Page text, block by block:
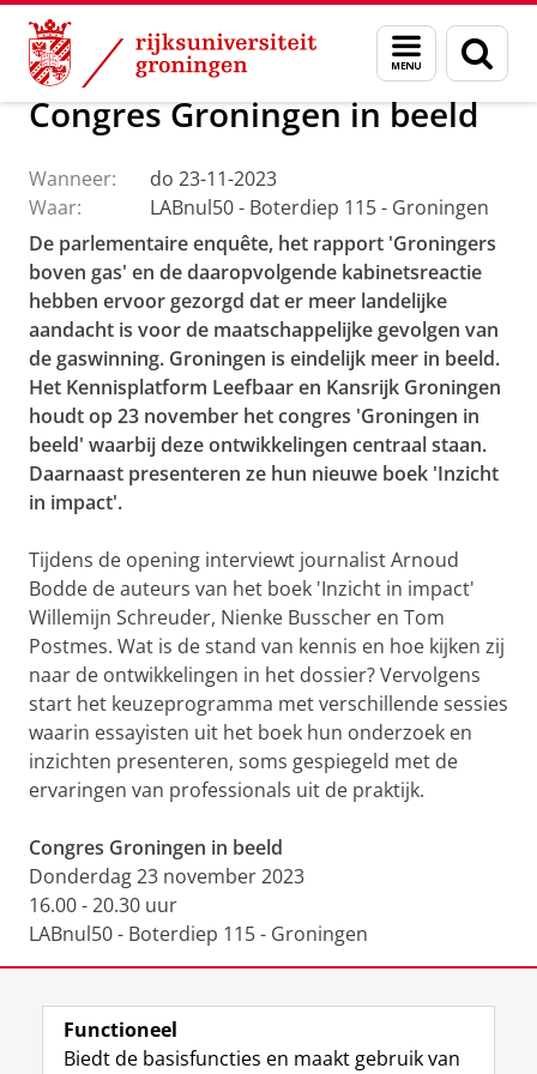
Skip
Content
Skip
Navigation
Menu
en
zoeken
Over ons Actueel Evenementen
Congres Groningen in beeld
Wanneer:
do 23-11-2023
Waar:
LABnul50 - Boterdiep 115 - Groningen
De parlementaire enquête, het rapport 'Groningers
boven gas' en de daaropvolgende kabinetsreactie
hebben ervoor gezorgd dat er meer landelijke
aandacht is voor de maatschappelijke gevolgen van
de gaswinning. Groningen is eindelijk meer in beeld.
Het Kennisplatform Leefbaar en Kansrijk Groningen
houdt op 23 november het congres 'Groningen in
beeld' waarbij deze ontwikkelingen centraal staan.
Daarnaast presenteren ze hun nieuwe boek 'Inzicht
in impact'.
Tijdens de opening interviewt journalist Arnoud
Bodde de auteurs van het boek 'Inzicht in impact'
Willemijn Schreuder, Nienke Busscher en Tom
Postmes. Wat is de stand van kennis en hoe kijken zij
naar de ontwikkelingen in het dossier? Vervolgens
start het keuzeprogramma met verschillende sessies
waarin essayisten uit het boek hun onderzoek en
inzichten presenteren, soms gespiegeld met de
ervaringen van professionals uit de praktijk.
Congres Groningen in beeld
Donderdag 23 november 2023
16.00 - 20.30 uur
LABnul50 - Boterdiep 115 - Groningen
Functioneel
Biedt de basisfuncties en maakt gebruik van